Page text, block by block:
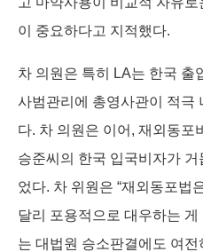
이 중요하다고 지적했다.
차 의원은 특히 LA는 한국 출
사범관리에 총영사관이 적극
다. 차 의원은 이어, 재외동포
승준씨의 한국 입국비자가
었다. 차 위원은 “재외동포법
달리 포용적으로 대우하는
는 대법원 승소판결에도 여